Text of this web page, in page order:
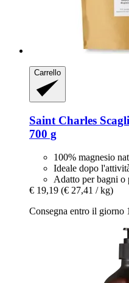
Carrello
Saint Charles
700 g
100% magnesio
Ideale dopo
Adatto per bagni o
€ 19,19 (€ 27,41 / kg)
Consegna entro il giorno